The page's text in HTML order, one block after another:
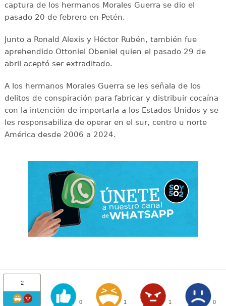
captura de los hermanos Morales Guerra se dio el
pasado 20 de febrero en Petén.
Junto a Ronald Alexis y Héctor Rubén, también fue
aprehendido Ottoniel Obeniel quien el pasado 29 de
abril aceptó ser extraditado.
A los hermanos Morales Guerra se les señala de los
delitos de conspiración para fabricar y distribuir cocaína
con la intención de importarla a los Estados Unidos y se
les responsabiliza de operar en el sur, centro u norte
América desde 2006 a 2024.
2
0 1 1 0